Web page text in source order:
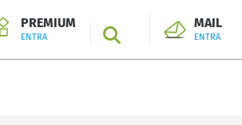
PREMIUM
ENTRA SEARCH
MAIL
ENTRA